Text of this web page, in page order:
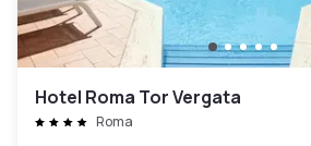
Hotel Roma Tor Vergata
Roma